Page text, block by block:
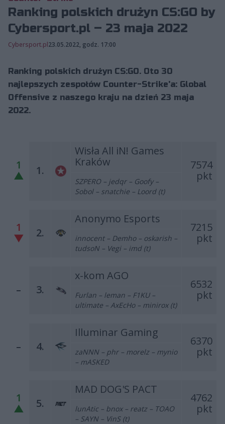
Ranking polskich drużyn CS:GO by
Cybersport.pl – 23 maja 2022
Cybersport.pl23.05.2022, godz. 17:00
Ranking polskich drużyn CS:GO. Oto 30
najlepszych zespołów Counter-Strike'a: Global
Offensive z naszego kraju na dzień 23 maja
2022.
1
▲
1.
Wisła All iN! Games
Kraków
7574
pkt
SZPERO – jedqr – Goofy –
Sobol – snatchie – Loord (t)
1
▼
2.
Anonymo Esports
7215
pkt
innocent – Demho – oskarish –
tudsoN – Vegi – imd (t)
– 3.
x-kom AGO
6532
pkt
Furlan – leman – F1KU –
ultimate – AxEcHo – minirox (t)
– 4.
Illuminar Gaming
6370
pkt
zaNNN – phr – morelz – mynio
– mASKED
1
▲
5.
MAD DOG'S PACT
4762
pkt
lunAtic – bnox – reatz – TOAO
– SAYN – VinS (t)